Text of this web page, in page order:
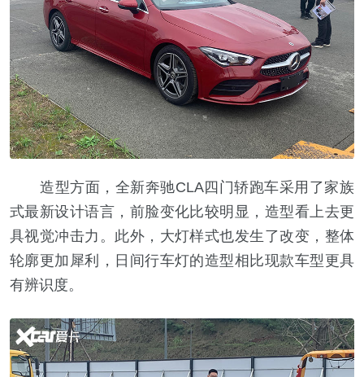
造型方面，全新奔驰CLA四门轿跑车采用了家族
式最新设计语言，前脸变化比较明显，造型看上去更
具视觉冲击力。此外，大灯样式也发生了改变，整体
轮廓更加犀利，日间行车灯的造型相比现款车型更具
有辨识度。